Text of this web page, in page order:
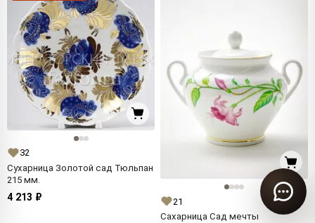
32
Сухарница Золотой сад Тюльпан
215 мм.
4 213 ₽
21
Сахарница Сад мечты